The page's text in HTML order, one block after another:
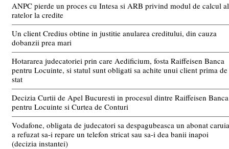
ANPC pierde un proces cu Intesa si ARB privind modul de calcul al
ratelor la credite
Un client Credius obtine in justitie anularea creditului, din cauza
dobanzii prea mari
Hotararea judecatoriei prin care Aedificium, fosta Raiffeisen Banca
pentru Locuinte, si statul sunt obligati sa achite unui client prima de
stat
Decizia Curtii de Apel Bucuresti in procesul dintre Raiffeisen Banca
pentru Locuinte si Curtea de Conturi
Vodafone, obligata de judecatori sa despagubeasca un abonat caruia
a refuzat sa-i repare un telefon stricat sau sa-i dea banii inapoi
(decizia instantei)